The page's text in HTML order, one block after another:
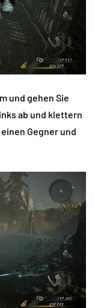
und gehen Sie
ab und klettern
Gegner und